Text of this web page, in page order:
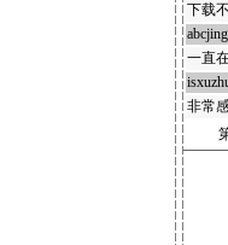
下载
一直
非常